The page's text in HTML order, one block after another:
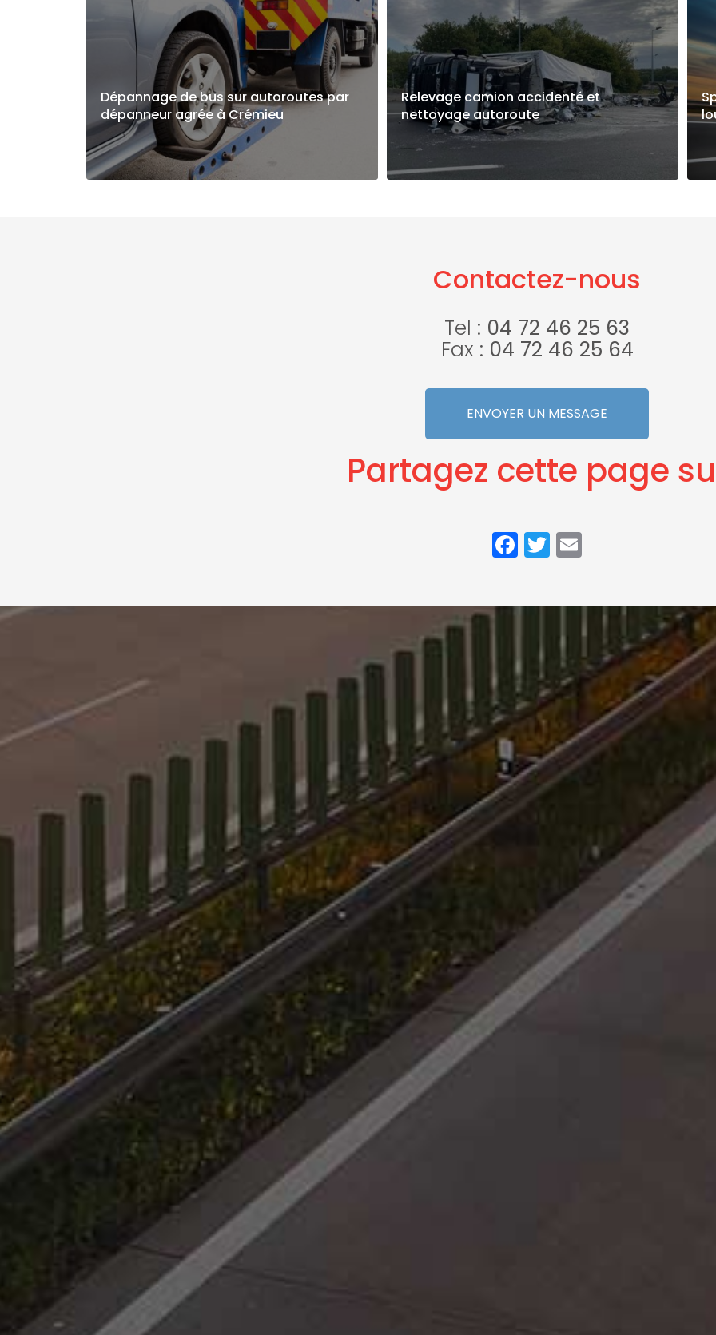
Dépannage de bus sur autoroutes par
dépanneur agrée à Crémieu
Relevage camion accidenté et
nettoyage autoroute
Contactez-nous
Tel : 04 72 46 25 63
Fax : 04 72 46 25 64
ENVOYER UN MESSAGE
Partagez cette page
Facebook
Twitter